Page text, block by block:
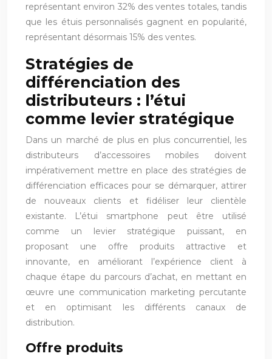
représentant environ 32% des ventes totales, tandis
que les étuis personnalisés gagnent en popularité,
représentant désormais 15% des ventes.
Stratégies de
différenciation des
distributeurs : l’étui
comme levier stratégique
Dans un marché de plus en plus concurrentiel, les
distributeurs d’accessoires mobiles doivent
impérativement mettre en place des stratégies de
différenciation efficaces pour se démarquer, attirer
de nouveaux clients et fidéliser leur clientèle
existante. L’étui smartphone peut être utilisé
comme un levier stratégique puissant, en
proposant une offre produits attractive et
innovante, en améliorant l’expérience client à
chaque étape du parcours d’achat, en mettant en
œuvre une communication marketing percutante
et en optimisant les différents canaux de
distribution.
Offre produits